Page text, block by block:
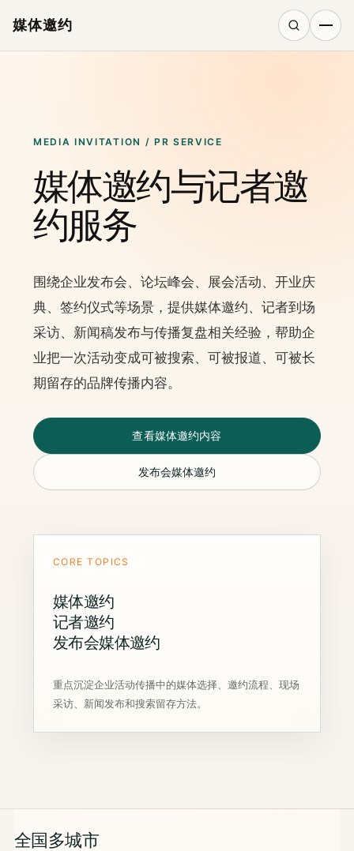
媒体邀约
MEDIA INVITATION / PR SERVICE
媒体邀约与记者邀
约服务
围绕企业发布会、论坛峰会、展会活动、开业庆
典、签约仪式等场景，提供媒体邀约、记者到场
采访、新闻稿发布与传播复盘相关经验，帮助企
业把一次活动变成可被搜索、可被报道、可被长
期留存的品牌传播内容。
查看媒体邀约内容
发布会媒体邀约
CORE TOPICS
媒体邀约
记者邀约
发布会媒体邀约
重点沉淀企业活动传播中的媒体选择、邀约流程、现场
采访、新闻发布和搜索留存方法。
全国多城市